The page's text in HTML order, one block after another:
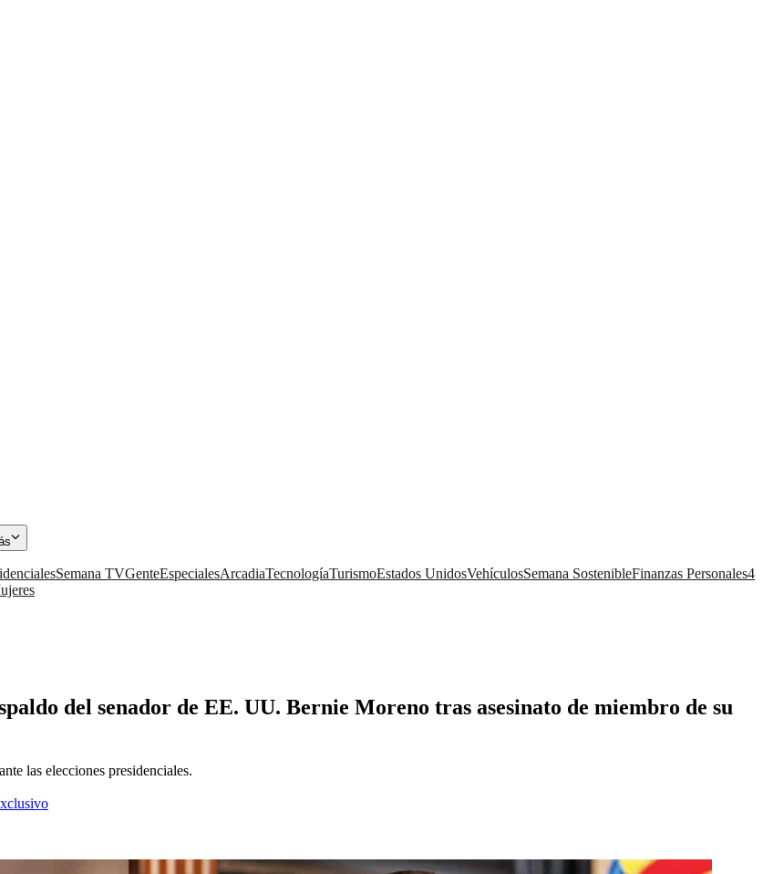
Semana TVGenteEspecialesArcadiaTecnologíaTurismoEstados UnidosVehículosSemana SostenibleFinanzas Personales4
del senador de EE. UU. Bernie Moreno tras asesinato de miembro de su
las elecciones presidenciales.